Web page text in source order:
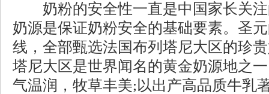
奶粉的安全性一直是中国家长关
奶源是保证奶粉安全的基础要素。圣
线，全部甄选法国布列塔尼大区的珍
塔尼大区是世界闻名的黄金奶源地之
气温润，牧草丰美;以出产高品质牛乳